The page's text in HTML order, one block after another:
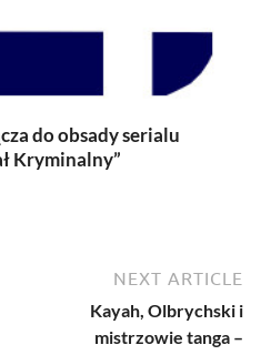
do obsady serialu
Kryminalny”
NEXT ARTICLE
Kayah, Olbrychski i
mistrzowie tanga –